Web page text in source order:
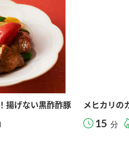
揚げない黒酢酢豚 メヒカリの
15 分